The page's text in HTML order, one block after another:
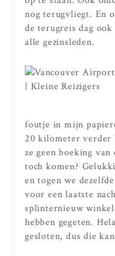
nog terugvliegt. En
de terugreis dag
alle gezinsleden.
foutje in mijn
20 kilometer verder
ze geen boeking
toch komen?
en togen we
voor een laatste
splinternieuw
hebben gegeten.
gesloten, dus die